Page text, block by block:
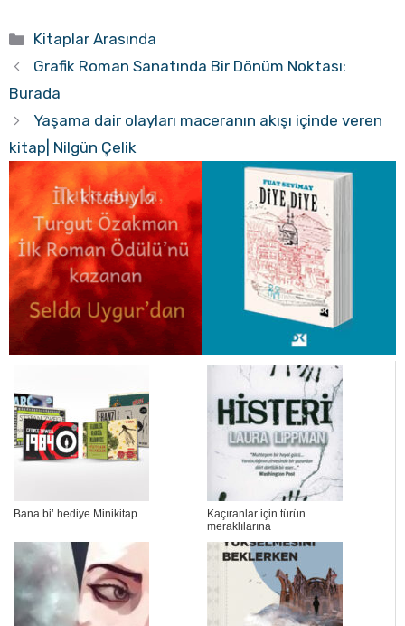
Kategoriler
Kitaplar Arasında
Grafik Roman Sanatında Bir Dönüm Noktası:
Burada
Yaşama dair olayları maceranın akışı içinde veren
kitap| Nilgün Çelik
Bana bi’ hediye Minikitap
Kaçıranlar için türün
meraklılarına